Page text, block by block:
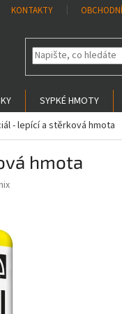
KONTAKTY
SYPKÉ HMOTY
- lepící a stěrková hmota
hmota